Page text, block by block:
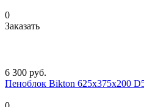
0
Заказать
6 300 руб.
Пеноблок Bikton 625х375х200